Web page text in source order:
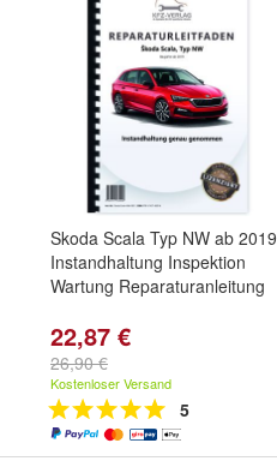
Skoda Scala Typ NW ab 2019
Instandhaltung Inspektion
Wartung Reparaturanleitung
22,87 €
26,90 €
Kostenloser Versand
5